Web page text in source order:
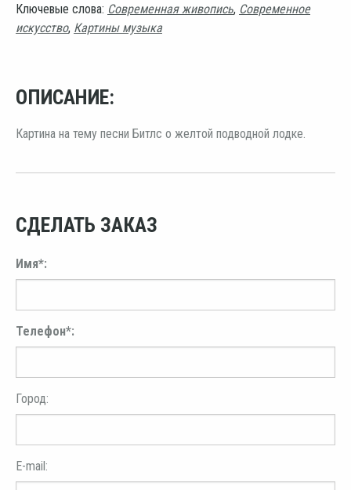
Ключевые слова: Современная живопись, Современное
искусство, Картины музыка
ОПИСАНИЕ:
Картина на тему песни Битлс о желтой подводной лодке.
СДЕЛАТЬ ЗАКАЗ
Имя*:
Телефон*:
Город:
E-mail: